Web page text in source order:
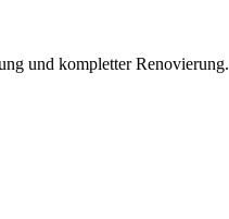
und kompletter Renovierung.